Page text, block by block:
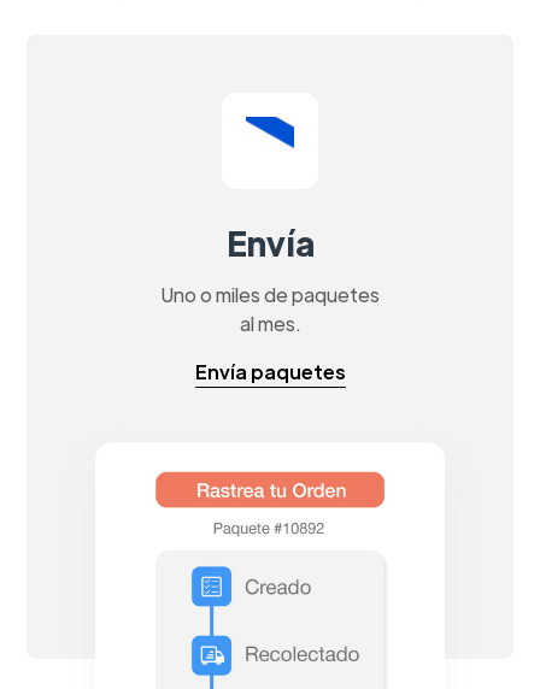
Envía
Uno o miles de paquetes
al mes.
Envía paquetes